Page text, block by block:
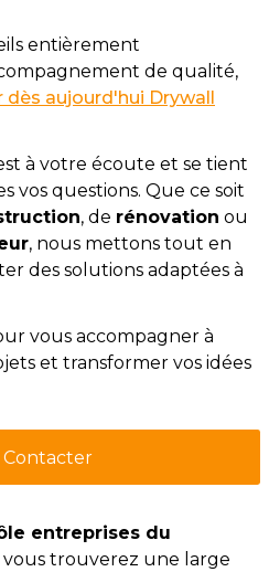
entièrement
de qualité,
dès aujourd'hui Drywall
à votre écoute et se tient
vos questions. Que ce soit
, de rénovation ou
, nous mettons tout en
des solutions adaptées à
vous accompagner à
et transformer vos idées
Contacter
entreprises du
vous trouverez une large